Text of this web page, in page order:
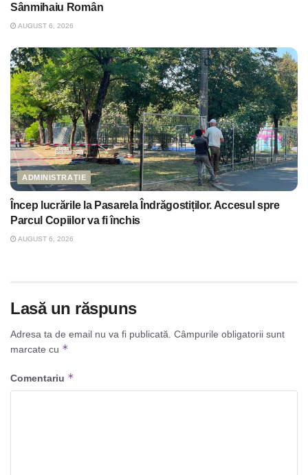
Sânmihaiu Român
AUGUST 6, 2026
ADMINISTRAȚIE
Încep lucrările la Pasarela Îndrăgostiților. Accesul spre
Parcul Copiilor va fi închis
AUGUST 6, 2026
Lasă un răspuns
Adresa ta de email nu va fi publicată. Câmpurile obligatorii sunt
marcate cu *
Comentariu *